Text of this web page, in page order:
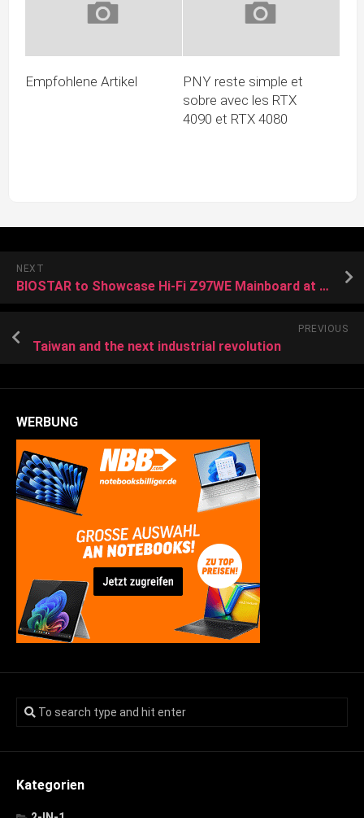
Empfohlene Artikel
PNY reste simple et
sobre avec les RTX
4090 et RTX 4080
NEXT
BIOSTAR to Showcase Hi-Fi Z97WE Mainboard at Computex 2014
PREVIOUS
Taiwan and the next industrial revolution
WERBUNG
Kategorien